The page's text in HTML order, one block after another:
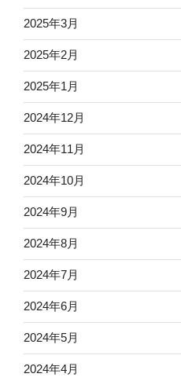
2025年3月
2025年2月
2025年1月
2024年12月
2024年11月
2024年10月
2024年9月
2024年8月
2024年7月
2024年6月
2024年5月
2024年4月